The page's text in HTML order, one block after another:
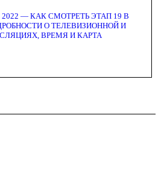
— КАК СМОТРЕТЬ ЭТАП 19 В
О ТЕЛЕВИЗИОННОЙ И
ВРЕМЯ И КАРТА